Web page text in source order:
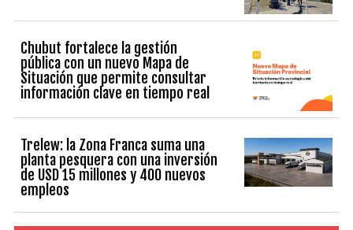
Chubut fortalece la gestión
pública con un nuevo Mapa de
Situación que permite consultar
información clave en tiempo real
Trelew: la Zona Franca suma una
planta pesquera con una inversión
de USD 15 millones y 400 nuevos
empleos